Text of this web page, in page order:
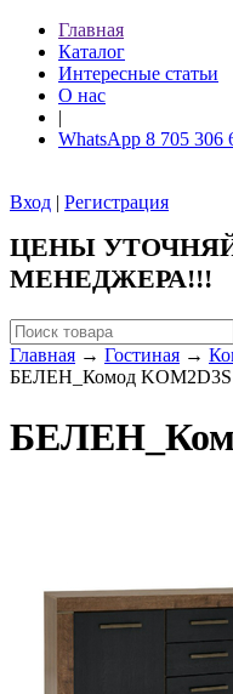
Главная
Каталог
Интересные статьи
О нас
|
WhatsApp 8 705 306
Вход | Регистрация
ЦЕНЫ
МЕНЕДЖЕРА!!!
Главная → Гостиная →
БЕЛЕН_Комод KOM2D3S